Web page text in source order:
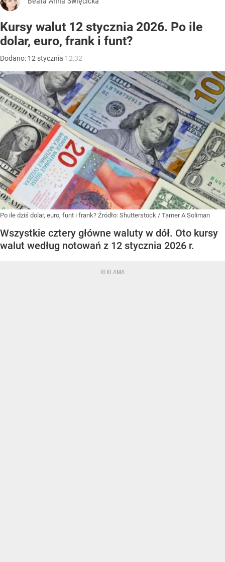
Kursy walut 12 stycznia 2026. Po ile
dolar, euro, frank i funt?
Dodano: 12 stycznia 12:32
Po ile dziś dolar, euro, funt i frank? Źródło: Shutterstock / Tamer A Soliman
Wszystkie cztery główne waluty w dół. Oto kursy
walut według notowań z 12 stycznia 2026 r.